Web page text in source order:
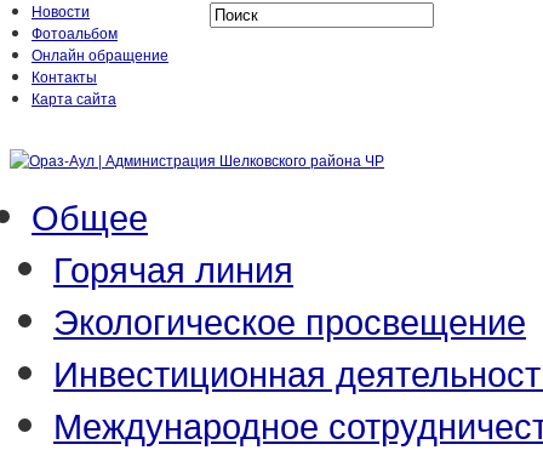
Новости
Фотоальбом
Онлайн обращение
Контакты
Карта сайта
Общее
Горячая линия
Экологическое просвещение
Инвестиционная
Международное